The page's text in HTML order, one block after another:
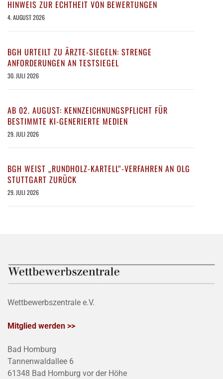
HINWEIS ZUR ECHTHEIT VON BEWERTUNGEN
4. AUGUST 2026
BGH URTEILT ZU ÄRZTE-SIEGELN: STRENGE
ANFORDERUNGEN AN TESTSIEGEL
30. JULI 2026
AB 02. AUGUST: KENNZEICHNUNGSPFLICHT FÜR
BESTIMMTE KI-GENERIERTE MEDIEN
29. JULI 2026
BGH WEIST „RUNDHOLZ-KARTELL“-VERFAHREN AN OLG
STUTTGART ZURÜCK
29. JULI 2026
Wettbewerbszentrale e.V.
Mitglied werden >>
Bad Homburg
Tannenwaldallee 6
61348 Bad Homburg vor der Höhe